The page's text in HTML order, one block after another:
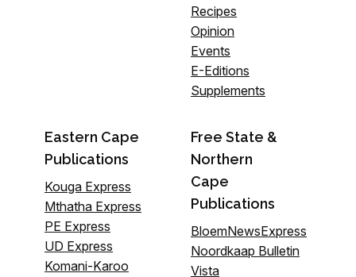
Recipes
Opinion
Events
E-Editions
Supplements
Eastern Cape
Publications
Kouga Express
Mthatha Express
PE Express
UD Express
Komani-Karoo
Free State &
Northern
Cape
Publications
BloemNewsExpress
Noordkaap Bulletin
Vista